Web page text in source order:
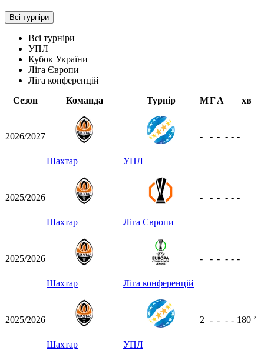
Всі турніри
Всі турніри
УПЛ
Кубок України
Ліга Європи
Ліга конференцій
Сезон
Команда Турнір МГА хв
2026/2027
Шахтар УПЛ
- - - - - -
2025/2026
Шахтар Ліга Європи
- - - - - -
2025/2026
Шахтар Ліга конференцій
- - - - - -
2025/2026
Шахтар УПЛ
2 - - - - 180 ʼ